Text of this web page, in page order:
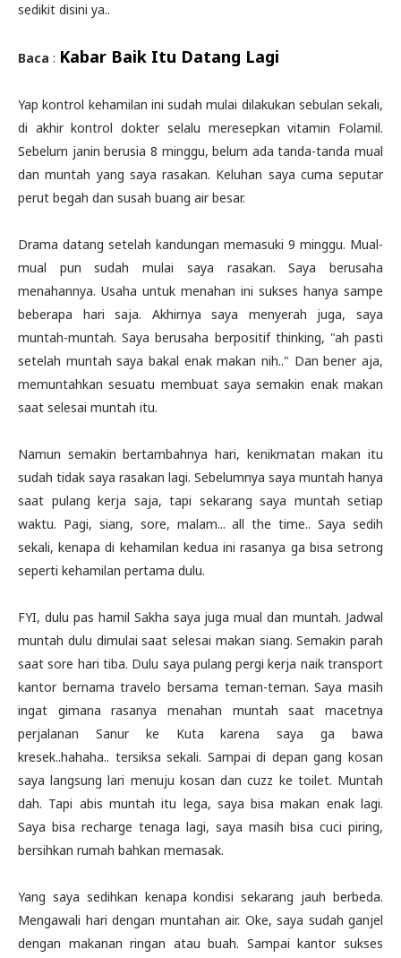
sedikit disini ya..
Baca : Kabar Baik Itu Datang Lagi
Yap kontrol kehamilan ini sudah mulai dilakukan sebulan sekali,
di akhir kontrol dokter selalu meresepkan vitamin Folamil.
Sebelum janin berusia 8 minggu, belum ada tanda-tanda mual
dan muntah yang saya rasakan. Keluhan saya cuma seputar
perut begah dan susah buang air besar.
Drama datang setelah kandungan memasuki 9 minggu. Mual-
mual pun sudah mulai saya rasakan. Saya berusaha
menahannya. Usaha untuk menahan ini sukses hanya sampe
beberapa hari saja. Akhirnya saya menyerah juga, saya
muntah-muntah. Saya berusaha berpositif thinking, "ah pasti
setelah muntah saya bakal enak makan nih.." Dan bener aja,
memuntahkan sesuatu membuat saya semakin enak makan
saat selesai muntah itu.
Namun semakin bertambahnya hari, kenikmatan makan itu
sudah tidak saya rasakan lagi. Sebelumnya saya muntah hanya
saat pulang kerja saja, tapi sekarang saya muntah setiap
waktu. Pagi, siang, sore, malam... all the time.. Saya sedih
sekali, kenapa di kehamilan kedua ini rasanya ga bisa setrong
seperti kehamilan pertama dulu.
FYI, dulu pas hamil Sakha saya juga mual dan muntah. Jadwal
muntah dulu dimulai saat selesai makan siang. Semakin parah
saat sore hari tiba. Dulu saya pulang pergi kerja naik transport
kantor bernama travelo bersama teman-teman. Saya masih
ingat gimana rasanya menahan muntah saat macetnya
perjalanan Sanur ke Kuta karena saya ga bawa
kresek..hahaha.. tersiksa sekali. Sampai di depan gang kosan
saya langsung lari menuju kosan dan cuzz ke toilet. Muntah
dah. Tapi abis muntah itu lega, saya bisa makan enak lagi.
Saya bisa recharge tenaga lagi, saya masih bisa cuci piring,
bersihkan rumah bahkan memasak.
Yang saya sedihkan kenapa kondisi sekarang jauh berbeda.
Mengawali hari dengan muntahan air. Oke, saya sudah ganjel
dengan makanan ringan atau buah. Sampai kantor sukses